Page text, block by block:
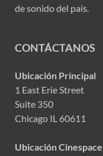
de sonido del país.
CONTÁCTANOS
Ubicación Principal
1 East Erie Street
Suite 350
Chicago IL 60611
Ubicación Cinespace